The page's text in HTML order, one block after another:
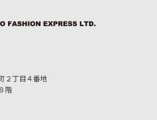
２丁目４番地
階